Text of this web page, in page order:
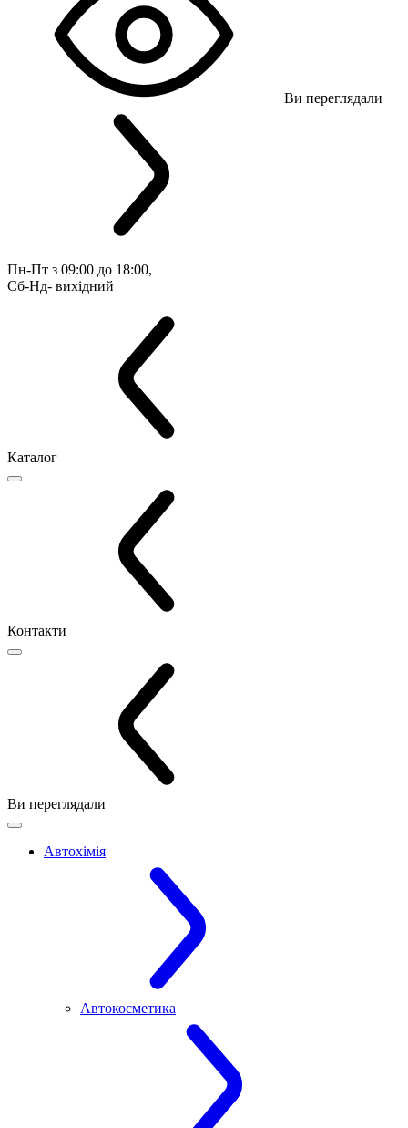
Ви переглядали
Пн-Пт з 09:00 до 18:00,
Сб-Нд- вихідний
Каталог
Контакти
Ви переглядали
Автохімія
Автокосметика